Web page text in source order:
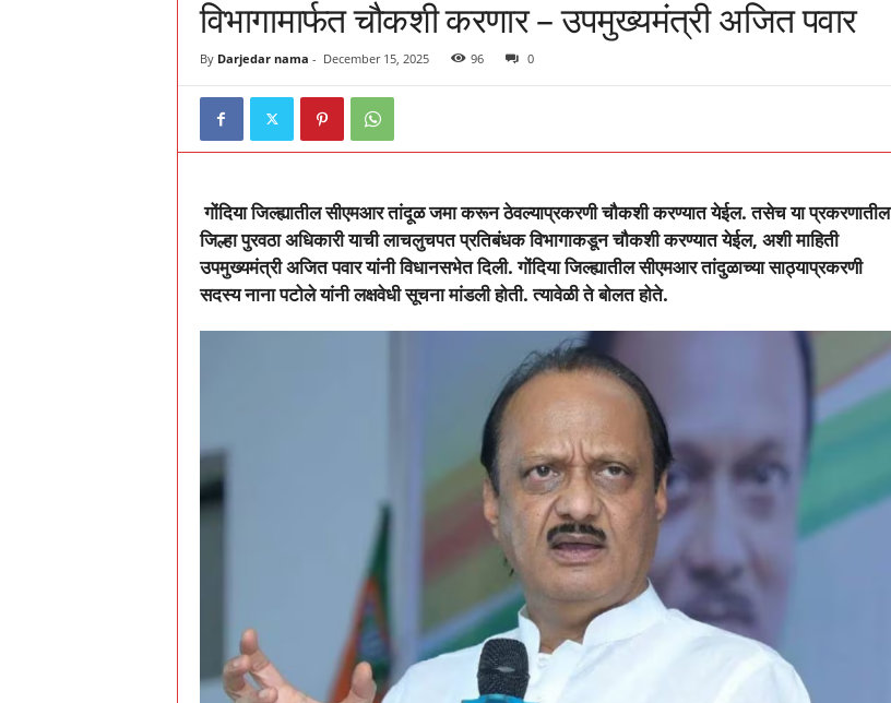
विभागामार्फत चौकशी करणार – उपमुख्यमंत्री अजित पवार
By Darjedar nama - December 15, 2025 96 0
गोंदिया जिल्ह्यातील सीएमआर तांदूळ जमा करून ठेवल्याप्रकरणी चौकशी करण्यात येईल. तसेच या प्रकरणातील
जिल्हा पुरवठा अधिकारी याची लाचलुचपत प्रतिबंधक विभागाकडून चौकशी करण्यात येईल, अशी माहिती
उपमुख्यमंत्री अजित पवार यांनी विधानसभेत दिली.गोंदिया जिल्ह्यातील सीएमआर तांदुळाच्या साठ्याप्रकरणी
सदस्य नाना पटोले यांनी लक्षवेधी सूचना मांडली होती. त्यावेळी ते बोलत होते.